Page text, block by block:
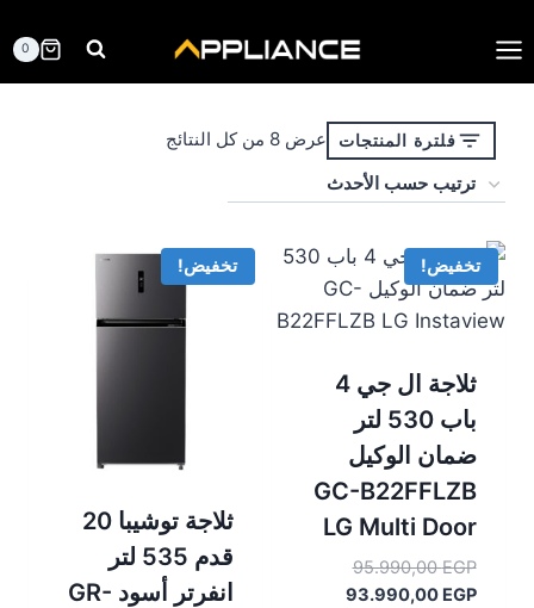
إلى
المحتوى
0
فلترة المنتجات عرض ⁦8⁩ من كل النتائج
الأحدث
تخفيض!
ثلاجة ال جي 4
باب 530 لتر
ضمان الوكيل
GC-B22FFLZB
LG Multi Door
95.990,00EGP
السعر
الأصلي93.990,00 EGP
السعر
تخفيض!
ثلاجة توشيبا 20
قدم 535 لتر
انفرتر أسود GR-